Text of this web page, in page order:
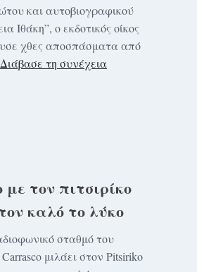
και αυτοβιογραφικού
Ιθάκη”, ο εκδοτικός οίκος
χθες αποσπάσματα από
Διάβασε τη συνέχεια
τον πιτσιρίκο
καλό το λύκο
σταθμό του
μιλάει στον Pitsiriko